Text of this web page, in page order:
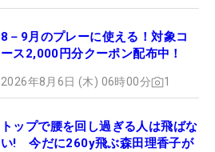
8－9月のプレーに使える！対象コ
ース2,000円分クーポン配布中！
2026年8月6日 (木) 06時00分 1
トップで腰を回し過ぎる人は飛ばな
い! 今だに260y飛ぶ森田理香子が